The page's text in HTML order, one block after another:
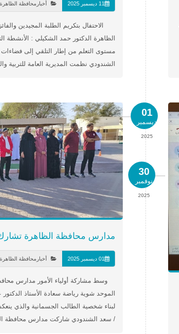
11 ديسمبر 2025 أخبارمحافظة الظاهرة
الاحتفال بتكريم الطلبة المجيدين
الظاهرة الدكتور حمد الشكيلي : الأنشطة
مستوى التعلم من إطار التلقي إلى
الشندودي نظمت المديرية العامة للتربية
01
ديسمبر
2025
مدارس محافظة الظاهرة تشارك
01 ديسمبر 2025 أخبارمحافظة الظاهرة
وسط مشاركة أولياء الأمور مدارس
الموحد شوية رياضة سعادة الأستاذ
لبناء شخصية الطالب الجسمانية والذي
/ سعد الشندودي شاركت مدارس محافظة
30
نوفمبر
2025